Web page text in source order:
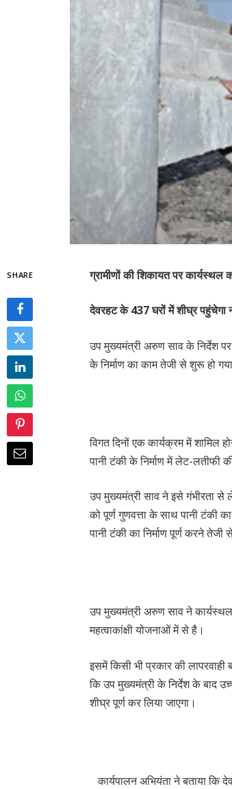
SHARE ग्रामीणों की शिकायत पर कार्यस्थल
देवरहट के 437 घरों में शीघ्र पहुंचेगा
उप मुख्यमंत्री अरुण साव के निर्देश
के निर्माण का काम तेजी से शुरू हो
विगत दिनों एक कार्यक्रम में शामिल
पानी टंकी के निर्माण में लेट-लतीफी
उप मुख्यमंत्री साव ने इसे गंभीरता से
को पूर्ण गुणवत्ता के साथ पानी टंकी
पानी टंकी का निर्माण पूर्ण करने तेजी
उप मुख्यमंत्री अरुण साव ने
महत्वाकांक्षी योजनाओं में से है।
इसमें किसी भी प्रकार की लापरवाही
कि उप मुख्यमंत्री के निर्देश के बाद
शीघ्र पूर्ण कर लिया जाएगा।
कार्यपालन अभियंता ने बताया